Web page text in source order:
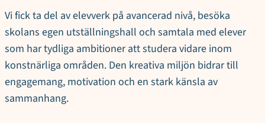
Vi fick ta del av elevverk på avancerad nivå, besöka
skolans egen utställningshall och samtala med elever
som har tydliga ambitioner att studera vidare inom
konstnärliga områden. Den kreativa miljön bidrar till
engagemang, motivation och en stark känsla av
sammanhang.